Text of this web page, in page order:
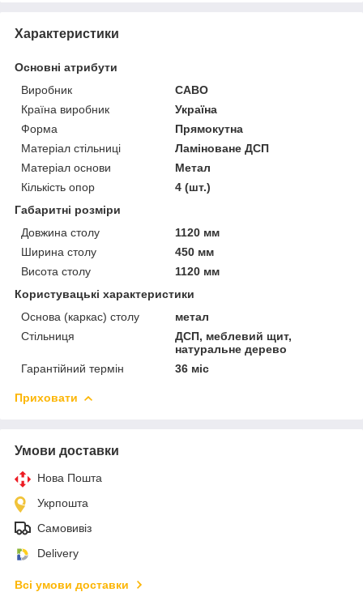
Характеристики
Основні атрибути
Виробник
САВО
Країна виробник
Україна
Форма
Прямокутна
Матеріал стільниці
Ламіноване ДСП
Матеріал основи
Метал
Кількість опор
4 (шт.)
Габаритні розміри
Довжина столу
1120 мм
Ширина столу
450 мм
Висота столу
1120 мм
Користувацькі характеристики
Основа (каркас) столу
метал
Стільниця
ДСП, меблевий щит,
натуральне дерево
Гарантійний термін
36 міс
Приховати
Умови доставки
Нова Пошта
Укрпошта
Самовивіз
Delivery
Всі умови доставки